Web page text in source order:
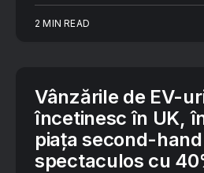
2 MIN READ
Vânzările de EV-
încetinesc în UK,
piața second-
spectaculos cu